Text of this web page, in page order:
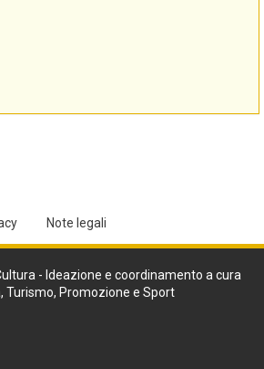
Note legali
- Ideazione e coordinamento a cura
Turismo, Promozione e Sport